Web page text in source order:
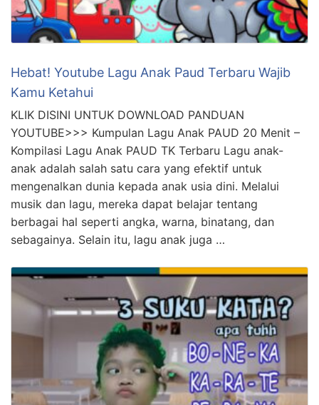
Hebat! Youtube Lagu Anak Paud Terbaru Wajib
Kamu Ketahui
KLIK DISINI UNTUK DOWNLOAD PANDUAN
YOUTUBE>>> Kumpulan Lagu Anak PAUD 20 Menit –
Kompilasi Lagu Anak PAUD TK Terbaru Lagu anak-
anak adalah salah satu cara yang efektif untuk
mengenalkan dunia kepada anak usia dini. Melalui
musik dan lagu, mereka dapat belajar tentang
berbagai hal seperti angka, warna, binatang, dan
sebagainya. Selain itu, lagu anak juga …